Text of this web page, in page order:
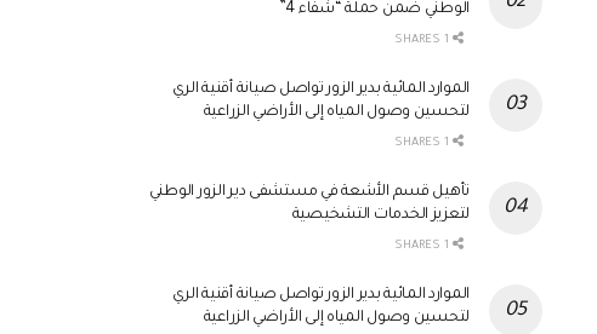
الوطني ضمن حملة “شفاء 4”
الموارد المائية بدير الزور تواصل صيانة أقنية الري
لتحسين وصول المياه إلى الأراضي الزراعية
تأهيل قسم الأشعة في مستشفى دير الزور الوطني
لتعزيز الخدمات التشخيصية
الموارد المائية بدير الزور تواصل صيانة أقنية الري
لتحسين وصول المياه إلى الأراضي الزراعية